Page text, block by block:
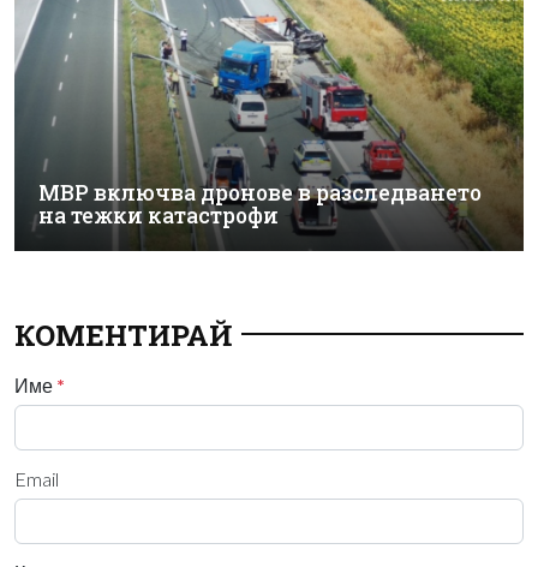
МВР включва дронове в разследването
на тежки катастрофи
КОМЕНТИРАЙ
Име *
Email